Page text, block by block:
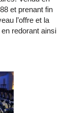
et prenant fin
l’offre et la
redorant ainsi